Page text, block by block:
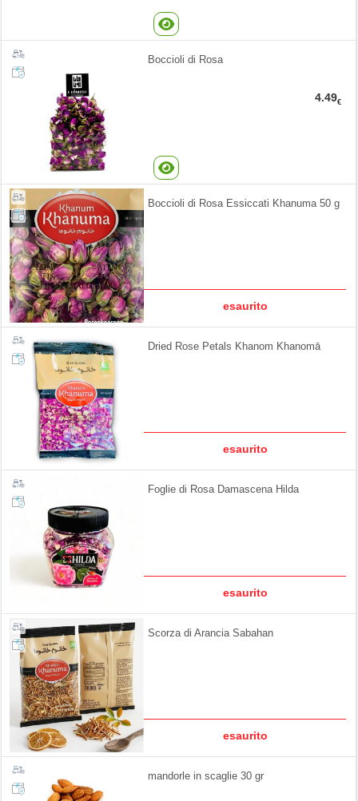
Boccioli di Rosa
4.49€
Boccioli di Rosa Essiccati Khanuma 50 g
esaurito
Dried Rose Petals Khanom Khanomā
esaurito
Foglie di Rosa Damascena Hilda
esaurito
Scorza di Arancia Sabahan
esaurito
mandorle in scaglie 30 gr